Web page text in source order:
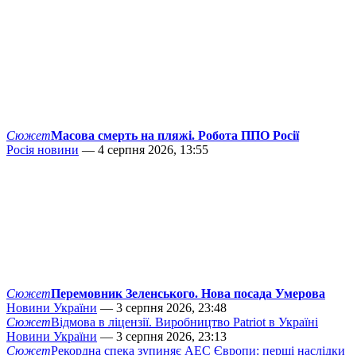
СюжетМасова смерть на пляжі. Робота ППО Росії
Росія новини — 4 серпня 2026, 13:55
СюжетПеремовник Зеленського. Нова посада Умерова
Новини України — 3 серпня 2026, 23:48
СюжетВідмова в ліцензії. Виробництво Patriot в Україні
Новини України — 3 серпня 2026, 23:13
СюжетРекордна спека зупиняє АЕС Європи: перші наслідки